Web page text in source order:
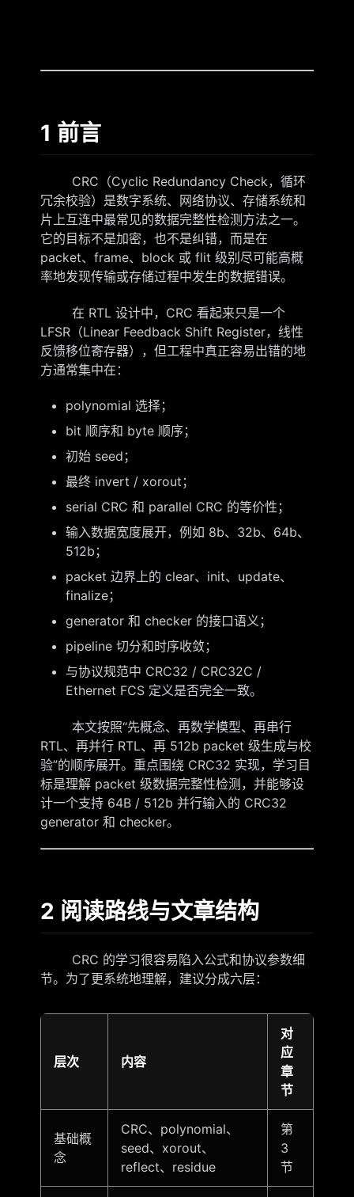
1 前言
CRC（Cyclic Redundancy Check，循环
冗余校验）是数字系统、网络协议、存储系统和
片上互连中最常见的数据完整性检测方法之一。
它的目标不是加密，也不是纠错，而是在
packet、frame、block 或 flit 级别尽可能高概
率地发现传输或存储过程中发生的数据错误。
在 RTL 设计中，CRC 看起来只是一个
LFSR（Linear Feedback Shift Register，线性
反馈移位寄存器），但工程中真正容易出错的地
方通常集中在：
polynomial 选择；
bit 顺序和 byte 顺序；
初始 seed；
最终 invert / xorout；
serial CRC 和 parallel CRC 的等价性；
输入数据宽度展开，例如 8b、32b、64b、
512b；
packet 边界上的 clear、init、update、
finalize；
generator 和 checker 的接口语义；
pipeline 切分和时序收敛；
与协议规范中 CRC32 / CRC32C /
Ethernet FCS 定义是否完全一致。
本文按照“先概念、再数学模型、再串行
RTL、再并行 RTL、再 512b packet 级生成与校
验”的顺序展开。重点围绕 CRC32 实现，学习目
标是理解 packet 级数据完整性检测，并能够设
计一个支持 64B / 512b 并行输入的 CRC32
generator 和 checker。
2 阅读路线与文章结构
CRC 的学习很容易陷入公式和协议参数细
节。为了更系统地理解，建议分成六层：
层次 内容
对
应
章
节
基础概
念
CRC、polynomial、
seed、xorout、
reflect、residue
第
3
节